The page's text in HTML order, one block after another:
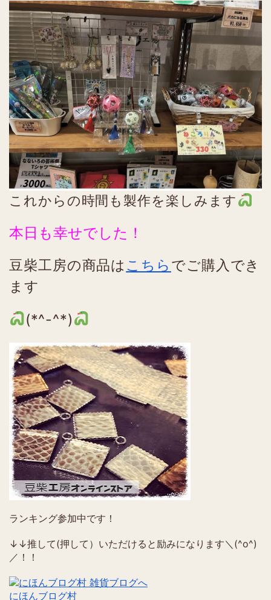
これからの時間も製作を楽しみます
本日も幸せでした！
豆柴工房の商品は こちら でご購入でき
ます
(*^-^*)
ランキング参加中です！
↓↓推して(押して）いただけると励みになります＼(^o^)
／！！
にほんブログ村